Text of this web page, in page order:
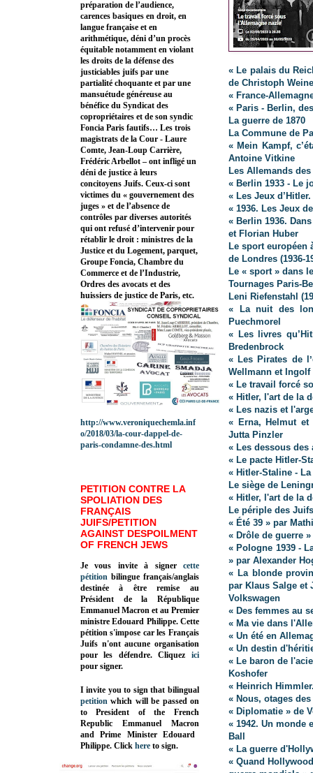
« Le palais du
de Christoph
« France-
« Paris - Berlin,
La guerre de 1870
La Commune de
« Mein Kampf,
Antoine Vitkine
Les Allemands
« Berlin 1933 - Le
« Les Jeux
« 1936. Les Jeux
« Berlin 1936.
et Florian Huber
Le sport européen
de Londres (1936-
Le « sport » dans
Tournages Paris-
Leni Riefenstahl
« La nuit des
Puechmorel
« Les livres
Bredenbrock
« Les Pirates de
Wellmann et Ingolf
« Le travail forcé
« Hitler, l'art de la
« Les nazis et
« Erna, Helmut
Jutta Pinzler
« Les dessous des
« Le pacte Hitler-
« Hitler-Staline -
Le siège de
« Hitler, l'art de la
Le périple des
« Été 39 » par
« Drôle de guerre
« Pologne 1939 -
» par Alexander
« La blonde
par Klaus Salge et
Volkswagen
« Des femmes au
« Ma vie dans
« Un été en
« Un destin
« Le baron de
Koshofer
« Heinrich
« Nous, otages
« Diplomatie » de
« 1942. Un monde
Ball
« La guerre
« Quand
préparation de l’audience,
carences basiques en droit, en
langue française et en
arithmétique, déni d’un procès
équitable notamment en violant
les droits de la défense des
justiciables juifs par une
partialité choquante et par une
mansuétude généreuse au
bénéfice du Syndicat des
copropriétaires et de son syndic
Foncia Paris fautifs… Les trois
magistrats de la Cour - Laure
Comte, Jean-Loup Carrière,
Frédéric Arbellot – ont infligé un
déni de justice à leurs
concitoyens Juifs. Ceux-ci sont
victimes du « gouvernement des
juges » et de l’absence de
contrôles par diverses autorités
qui ont refusé d’intervenir pour
rétablir le droit : ministres de la
Justice et du Logement, parquet,
Groupe Foncia, Chambre du
Commerce et de l’Industrie,
Ordres des avocats et des
huissiers de justice de Paris, etc.
http://www.veroniquechemla.inf
o/2018/03/la-cour-dappel-de-
paris-condamne-des.html
PETITION CONTRE LA
SPOLIATION DES
FRANÇAIS
JUIFS/PETITION
AGAINST DESPOILMENT
OF FRENCH JEWS
Je vous invite à signer cette
pétition bilingue français/anglais
destinée à être remise au
Président de la République
Emmanuel Macron et au Premier
ministre Edouard Philippe. Cette
pétition s'impose car les Français
Juifs n'ont aucune organisation
pour les défendre. Cliquez
ici
pour signer.
I invite you to sign that bilingual
petition which will be passed on
to President of the French
Republic Emmanuel Macron
and Prime MinisterEdouard
Philippe. Click here to sign.